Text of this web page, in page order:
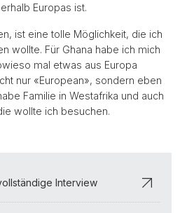
Europas ist.
ist eine tolle Möglichkeit, die ich
wollte. Für Ghana habe ich mich
mal etwas aus Europa
nur «European», sondern eben
Familie in Westafrika und auch
wollte ich besuchen.
Interview